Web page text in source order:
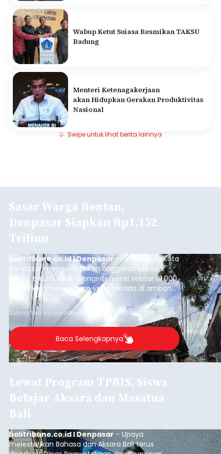
Wabup Ketut Suiasa Resmikan TAKSU
Badung
Menteri Ketenagakerjaan
akan Hidupkan Gerakan Produktivitas
Nasional
Swipe untuk lihat berita lainnya
Sasar Warga Rentan,
Denpasar Siapkan Rp1,152
Triliun
balitribune.co.id I Denpasar - Pemerintah Kota
Denpasar mengalokasikan anggaran sebesar
Rp1,152 triliun untuk mengintervensi sekitar 18.000
warga kelompok rentan yang berada di ambang
garis kemiskinan. Langkah strategis ini diambil
guna menjaga masyarakat yang berada pada
kelompok desil 5 dan 6 tersebut agar tidak
merosot ke kategori miskin.
Submitted by contributor Thu, 08/06/2026 - 21:31
Baca Selengkapnya
Lewat Program TPBIS, Siswa
Belajar Aksara dan Masatua
Bali
balitribune.co.id I Denpasar – Upaya
melestarikan Bahasa dan Aksara Bali terus